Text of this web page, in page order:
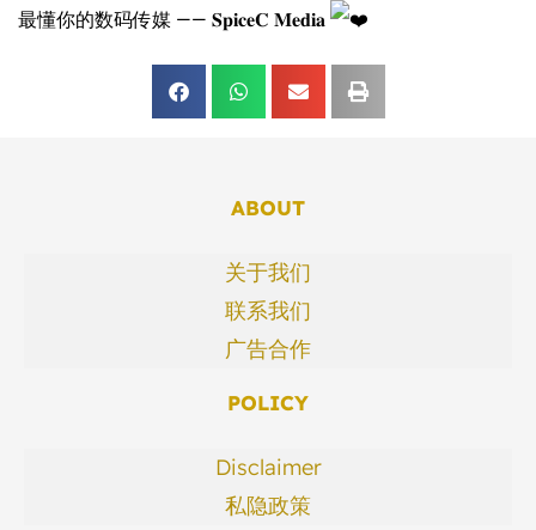
最懂你的数码传媒 —— 𝐒𝐩𝐢𝐜𝐞𝐂 𝐌𝐞𝐝𝐢𝐚
ABOUT
关于我们
联系我们
广告合作
POLICY
Disclaimer
私隐政策